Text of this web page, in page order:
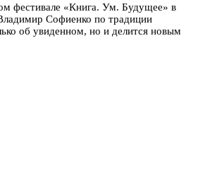
фестивале «Книга. Ум. Будущее» в
Софиенко по традиции
об увиденном, но и делится новым